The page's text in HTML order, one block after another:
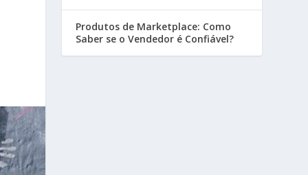
Produtos de Marketplace: Como
Saber se o Vendedor é Confiável?